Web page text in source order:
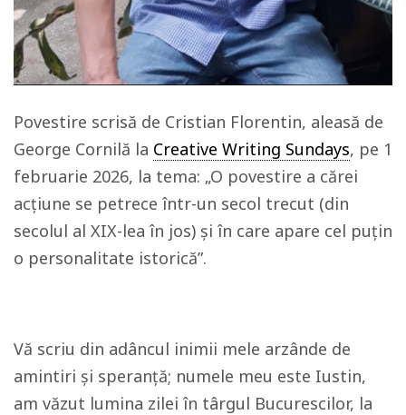
Povestire scrisă de Cristian Florentin, aleasă de
George Cornilă la Creative Writing Sundays, pe 1
februarie 2026, la tema: „O povestire a cărei
acțiune se petrece într-un secol trecut (din
secolul al XIX-lea în jos) și în care apare cel puțin
o personalitate istorică”.
Vă scriu din adâncul inimii mele arzânde de
amintiri şi speranţă; numele meu este Iustin,
am văzut lumina zilei în târgul Bucurescilor, la